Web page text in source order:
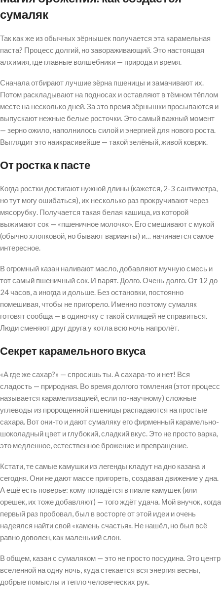
сумаляк
Так как же из обычных зёрнышек получается эта карамельная
паста? Процесс долгий, но завораживающий. Это настоящая
алхимия, где главные волшебники — природа и время.
Сначала отбирают лучшие зёрна пшеницы и замачивают их.
Потом раскладывают на подносах и оставляют в тёмном тёплом
месте на несколько дней. За это время зёрнышки просыпаются и
выпускают нежные белые росточки. Это самый важный момент
— зерно ожило, наполнилось силой и энергией для нового роста.
Выглядит это наикрасивейше — такой зелёный, живой коврик.
От ростка к пасте
Когда ростки достигают нужной длины (кажется, 2-3 сантиметра,
но тут могу ошибаться), их несколько раз прокручивают через
мясорубку. Получается такая белая кашица, из которой
выжимают сок — «пшеничное молочко». Его смешивают с мукой
(обычно хлопковой, но бывают варианты) и… начинается самое
интересное.
В огромный казан наливают масло, добавляют мучную смесь и
тот самый пшеничный сок. И варят. Долго. Очень долго. От 12 до
24 часов, а иногда и дольше. Без остановки, постоянно
помешивая, чтобы не пригорело. Именно поэтому сумаляк
готовят сообща — в одиночку с такой силищей не справиться.
Люди сменяют друг друга у котла всю ночь напролёт.
Секрет карамельного вкуса
«А где же сахар?» — спросишь ты. А сахара-то и нет! Вся
сладость — природная. Во время долгого томления (этот процесс
называется карамелизацией, если по-научному) сложные
углеводы из пророщенной пшеницы распадаются на простые
сахара. Вот они-то и дают сумаляку его фирменный карамельно-
шоколадный цвет и глубокий, сладкий вкус. Это не просто варка,
это медленное, естественное брожение и превращение.
Кстати, те самые камушки из легенды кладут на дно казана и
сегодня. Они не дают массе пригореть, создавая движение у дна.
А ещё есть поверье: кому попадётся в пиале камушек (или
орешек, их тоже добавляют) — того ждёт удача. Мой внучок, когда
первый раз пробовал, был в восторге от этой идеи и очень
надеялся найти свой «камень счастья». Не нашёл, но был всё
равно доволен, как маленький слон.
В общем, казан с сумаляком — это не просто посудина. Это центр
вселенной на одну ночь, куда стекается вся энергия весны,
добрые помыслы и тепло человеческих рук.